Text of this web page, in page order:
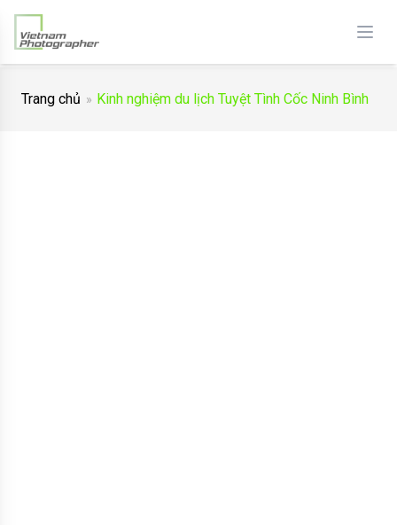
Trang chủ Kinh nghiệm du lịch Tuyệt Tình Cốc Ninh Bình